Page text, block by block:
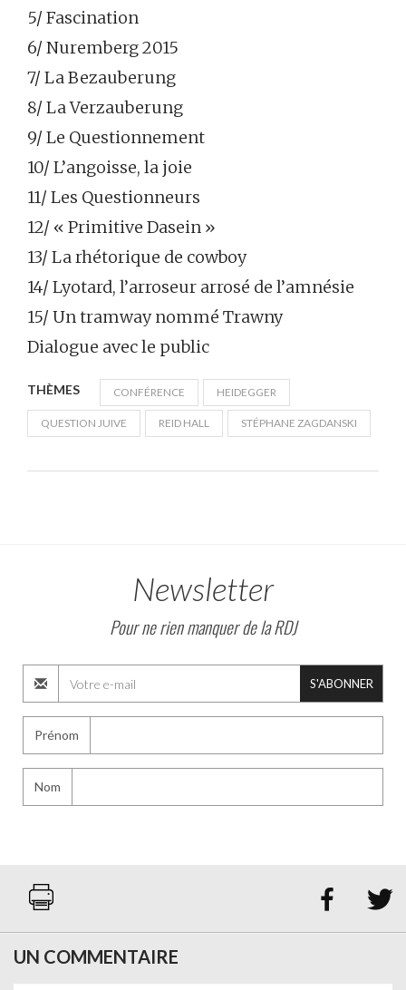
5/ Fascination
6/ Nuremberg 2015
7/ La Bezauberung
8/ La Verzauberung
9/ Le Questionnement
10/ L’angoisse, la joie
11/ Les Questionneurs
12/ « Primitive Dasein »
13/ La rhétorique de cowboy
14/ Lyotard, l’arroseur arrosé de l’amnésie
15/ Un tramway nommé Trawny
Dialogue avec le public
THÈMES CONFÉRENCE HEIDEGGER
QUESTION JUIVE REID HALL STÉPHANE ZAGDANSKI
Newsletter
Pour ne rien manquer de la RDJ
S'ABONNER
Prénom
Nom
 
UN COMMENTAIRE